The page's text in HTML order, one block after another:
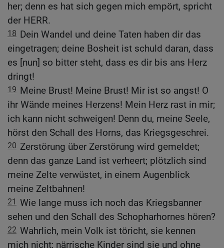
her; denn es hat sich gegen mich empört, spricht
der HERR.
18 Dein Wandel und deine Taten haben dir das
eingetragen; deine Bosheit ist schuld daran, dass
es [nun] so bitter steht, dass es dir bis ans Herz
dringt!
19 Meine Brust! Meine Brust! Mir ist so angst! O
ihr Wände meines Herzens! Mein Herz rast in mir;
ich kann nicht schweigen! Denn du, meine Seele,
hörst den Schall des Horns, das Kriegsgeschrei.
20 Zerstörung über Zerstörung wird gemeldet;
denn das ganze Land ist verheert; plötzlich sind
meine Zelte verwüstet, in einem Augenblick
meine Zeltbahnen!
21 Wie lange muss ich noch das Kriegsbanner
sehen und den Schall des Schopharhornes hören?
22 Wahrlich, mein Volk ist töricht, sie kennen
mich nicht; närrische Kinder sind sie und ohne